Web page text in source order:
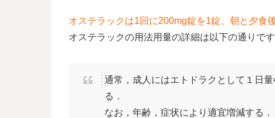
オステラックは1回に200mg錠を1錠、朝と夕食
オステラックの用法用量の詳細は以下の通りです
通常，成人にはエトドラクとして１日
る．
なお，年齢，症状により適宜増減する．